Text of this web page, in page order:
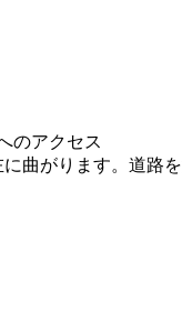
のアクセス
曲がります。道路